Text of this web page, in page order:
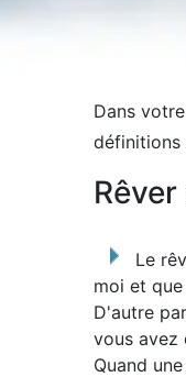
Dans
définitions
Le
moi et
D'autre
vous avez
Quand